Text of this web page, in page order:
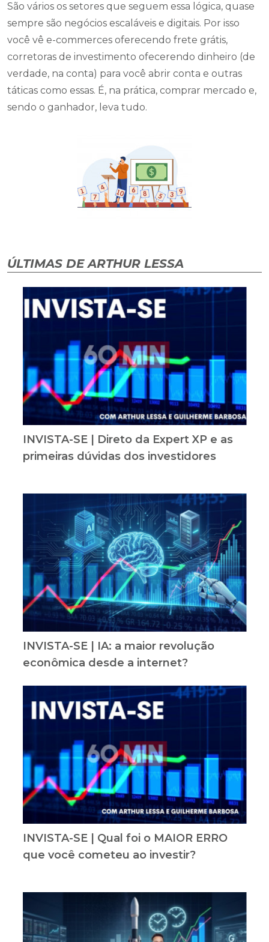
São vários os setores que seguem essa lógica, quase
sempre são negócios escaláveis e digitais. Por isso
você vê e-commerces oferecendo frete grátis,
corretoras de investimento ofecerendo dinheiro (de
verdade, na conta) para você abrir conta e outras
táticas como essas. É, na prática, comprar mercado e,
sendo o ganhador, leva tudo.
ÚLTIMAS DE ARTHUR LESSA
INVISTA-SE | Direto da Expert XP e as
primeiras dúvidas dos investidores
INVISTA-SE | IA: a maior revolução
econômica desde a internet?
INVISTA-SE | Qual foi o MAIOR ERRO
que você cometeu ao investir?